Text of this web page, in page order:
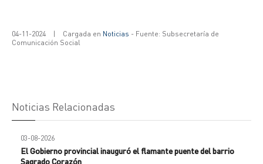
04-11-2024 | Cargada en Noticias - Fuente: Subsecretaría de
Comunicación Social
Noticias Relacionadas
03-08-2026
El Gobierno provincial inauguró el flamante puente del barrio
Sagrado Corazón